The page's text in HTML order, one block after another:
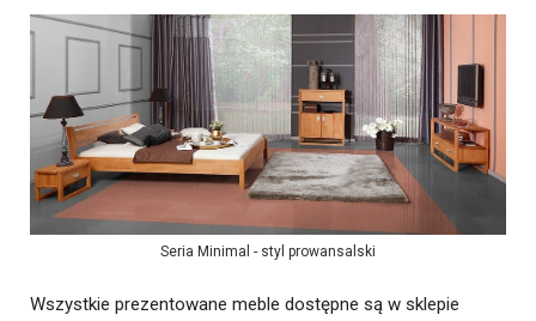
Seria Minimal - styl prowansalski
Wszystkie prezentowane meble dostępne są w sklepie